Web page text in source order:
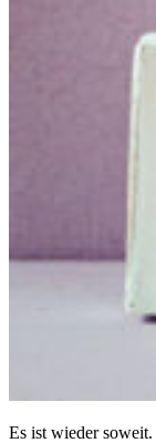
Es ist wieder soweit.